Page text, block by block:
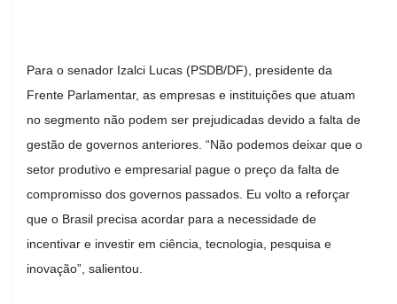
Para o senador Izalci Lucas (PSDB/DF), presidente da
Frente Parlamentar, as empresas e instituições que atuam
no segmento não podem ser prejudicadas devido a falta de
gestão de governos anteriores. “Não podemos deixar que o
setor produtivo e empresarial pague o preço da falta de
compromisso dos governos passados. Eu volto a reforçar
que o Brasil precisa acordar para a necessidade de
incentivar e investir em ciência, tecnologia, pesquisa e
inovação”, salientou.